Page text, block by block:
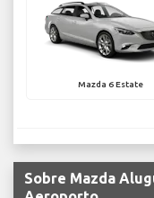
Mazda 6 Estate
Sobre Mazda